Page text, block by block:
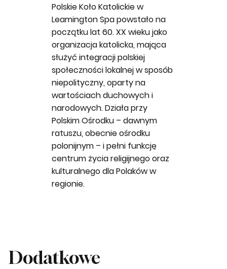
Dodatkowe
Polskie Koło Katolickie w
Leamington Spapowstało na
początku lat 60. XX wieku jako
organizacja katolicka, mająca
służyć integracji polskiej
społeczności lokalnej w sposób
niepolityczny, oparty na
wartościach duchowych i
narodowych. Działa przy
Polskim Ośrodku – dawnym
ratuszu, obecnie ośrodku
polonijnym – i pełni funkcję
centrum życia religijnego oraz
kulturalnego dla Polaków w
regionie.